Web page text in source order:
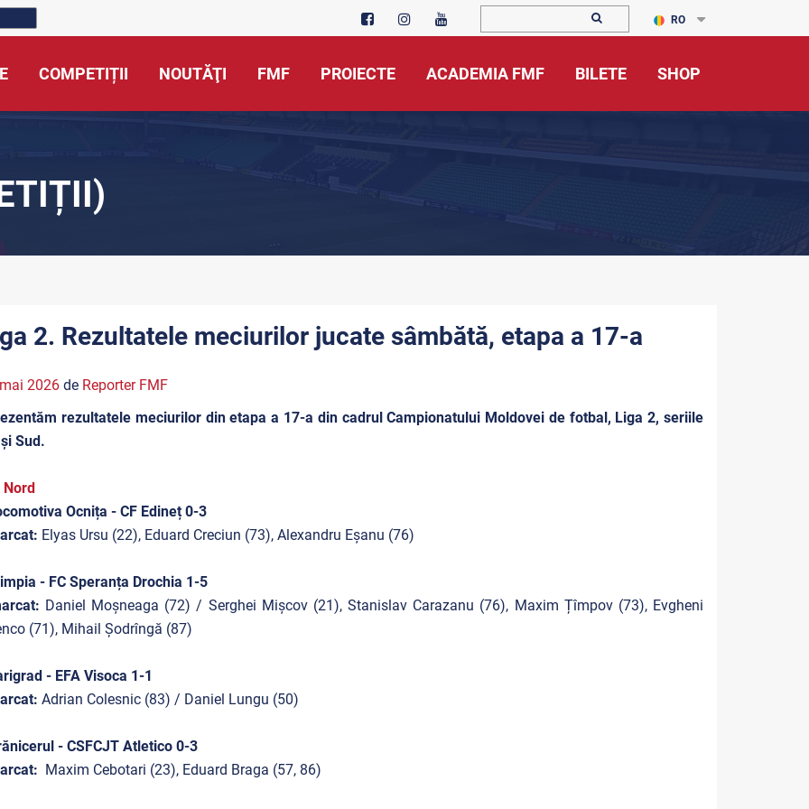
RO
COMPETIȚII NOUTĂŢI FMF PROIECTE ACADEMIA FMF BILETE SHOP
2. Rezultatele meciurilor jucate sâmbătă, etapa a 17-a
2026de Reporter FMF
rezultatele meciurilor din etapa a 17-a din cadrul Campionatului Moldovei de fotbal, Liga 2, seriile
Sud.
Nord
Ocnița - CF Edineț 0-3
Elyas Ursu (22), Eduard Creciun (73), Alexandru Eșanu (76)
- FC Speranța Drochia 1-5
Daniel Moșneaga (72) / Serghei Mișcov (21), Stanislav Carazanu (76), Maxim Țîmpov (73), Evgheni
(71), Mihail Șodrîngă (87)
- EFA Visoca 1-1
Adrian Colesnic (83) / Daniel Lungu (50)
- CSFCJT Atletico 0-3
Maxim Cebotari (23), Eduard Braga (57, 86)